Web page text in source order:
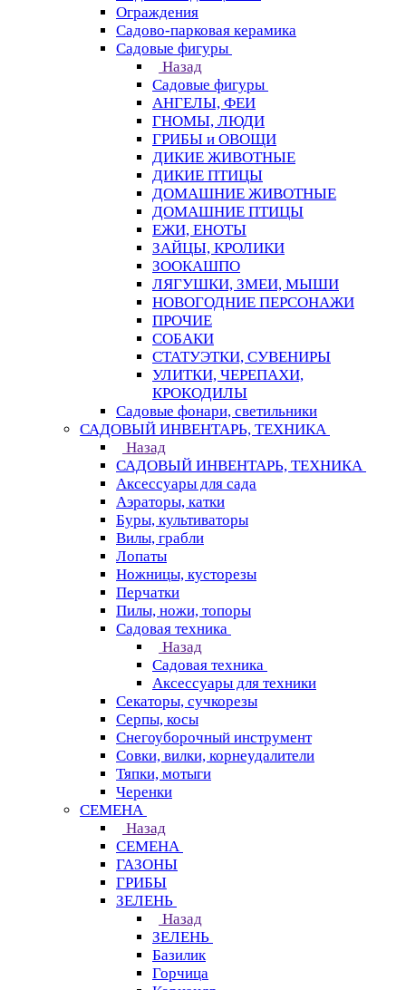
Ограждения
Садово-парковая керамика
Садовые фигуры
Назад
Садовые фигуры
АНГЕЛЫ, ФЕИ
ГНОМЫ, ЛЮДИ
ГРИБЫ и ОВОЩИ
ДИКИЕ ЖИВОТНЫЕ
ДИКИЕ ПТИЦЫ
ДОМАШНИЕ ЖИВОТНЫЕ
ДОМАШНИЕ ПТИЦЫ
ЕЖИ, ЕНОТЫ
ЗАЙЦЫ, КРОЛИКИ
ЗООКАШПО
ЛЯГУШКИ, ЗМЕИ, МЫШИ
НОВОГОДНИЕ ПЕРСОНАЖИ
ПРОЧИЕ
СОБАКИ
СТАТУЭТКИ, СУВЕНИРЫ
УЛИТКИ, ЧЕРЕПАХИ,
КРОКОДИЛЫ
Садовые фонари, светильники
САДОВЫЙ ИНВЕНТАРЬ, ТЕХНИКА
Назад
САДОВЫЙ ИНВЕНТАРЬ, ТЕХНИКА
Аксессуары для сада
Аэраторы, катки
Буры, культиваторы
Вилы, грабли
Лопаты
Ножницы, кусторезы
Перчатки
Пилы, ножи, топоры
Садовая техника
Назад
Садовая техника
Аксессуары для техники
Секаторы, сучкорезы
Серпы, косы
Снегоуборочный инструмент
Совки, вилки, корнеудалители
Тяпки, мотыги
Черенки
СЕМЕНА
Назад
СЕМЕНА
ГАЗОНЫ
ГРИБЫ
ЗЕЛЕНЬ
Назад
ЗЕЛЕНЬ
Базилик
Горчица